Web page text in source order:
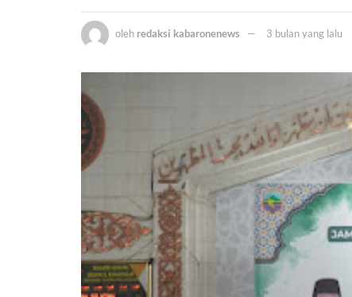
oleh redaksi kabaronenews 3 bulan yang lalu